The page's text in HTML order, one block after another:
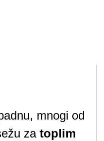
mnogi od
za toplim